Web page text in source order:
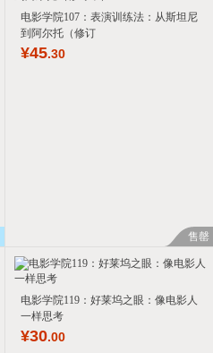
电影学院107：表演训练法：从斯坦尼
到阿尔托（修订
¥45.30
售罄
电影学院119：好莱坞之眼：像电影人
一样思考
¥30.00